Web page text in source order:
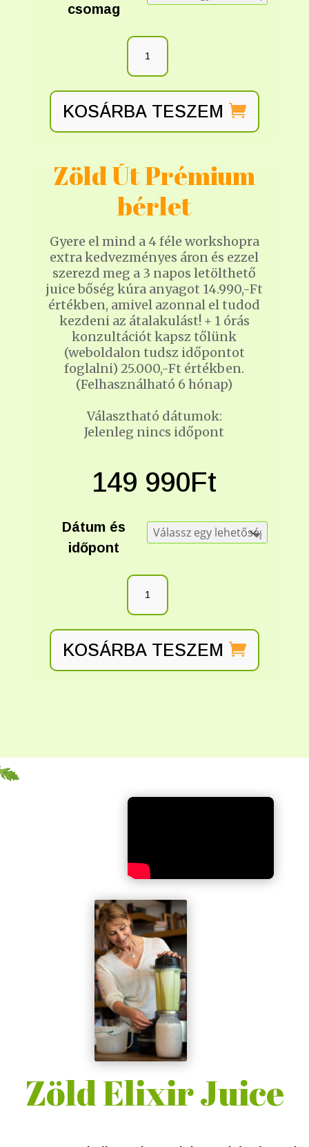
csomag
KOSÁRBA TESZEM
Zöld Út Prémium
bérlet
Gyere el mind a 4 féle workshopra
extra kedvezményes áron és ezzel
szerezd meg a 3 napos letölthető
juice bőség kúra anyagot 14.990,-Ft
értékben, amivel azonnal el tudod
kezdeni az átalakulást! + 1 órás
konzultációt kapsz tőlünk
(weboldalon tudsz időpontot
foglalni) 25.000,-Ft értékben.
(Felhasználható 6 hónap)
Választható dátumok:
Jelenleg nincs időpont
149 990Ft
Dátum és
időpont
KOSÁRBA TESZEM
Zöld Elixir Juice